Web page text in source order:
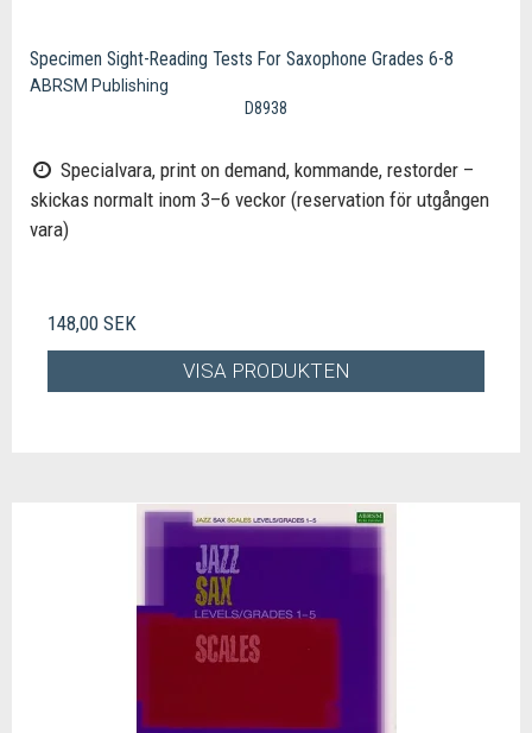
Specimen Sight-Reading Tests For Saxophone Grades 6-8
ABRSM Publishing
D8938
Specialvara, print on demand, kommande, restorder –
skickas normalt inom 3–6 veckor (reservation för utgången
vara)
148,00 SEK
VISA PRODUKTEN